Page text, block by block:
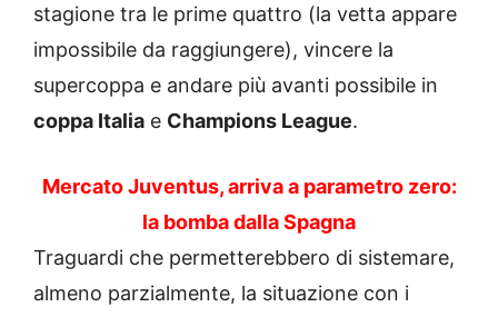
stagione tra le prime quattro (la vetta appare
impossibile da raggiungere), vincere la
supercoppa e andare più avanti possibile in
coppa Italia e Champions League.
Mercato Juventus, arriva a parametro zero:
la bomba dalla Spagna
Traguardi che permetterebbero di sistemare,
almeno parzialmente, la situazione con i